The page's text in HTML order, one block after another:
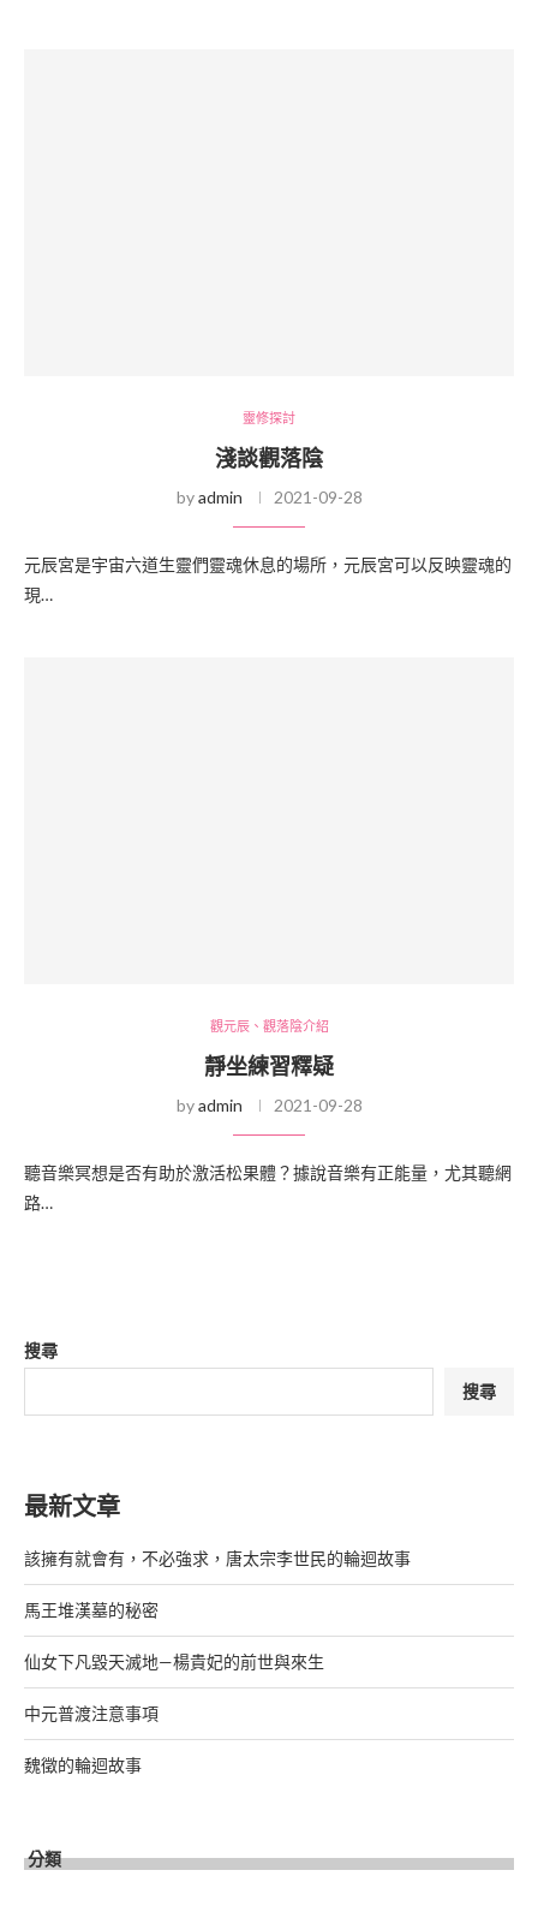
靈修探討
淺談觀落陰
byadmin 2021-09-28
元辰宮是宇宙六道生靈們靈魂休息的場所，元辰宮可以反映靈魂的
現…
觀元辰、觀落陰介紹
靜坐練習釋疑
byadmin 2021-09-28
聽音樂冥想是否有助於激活松果體？據說音樂有正能量，尤其聽網
路…
搜尋
搜尋
最新文章
該擁有就會有，不必強求，唐太宗李世民的輪迴故事
馬王堆漢墓的秘密
仙女下凡毀天滅地—楊貴妃的前世與來生
中元普渡注意事項
魏徵的輪迴故事
分類